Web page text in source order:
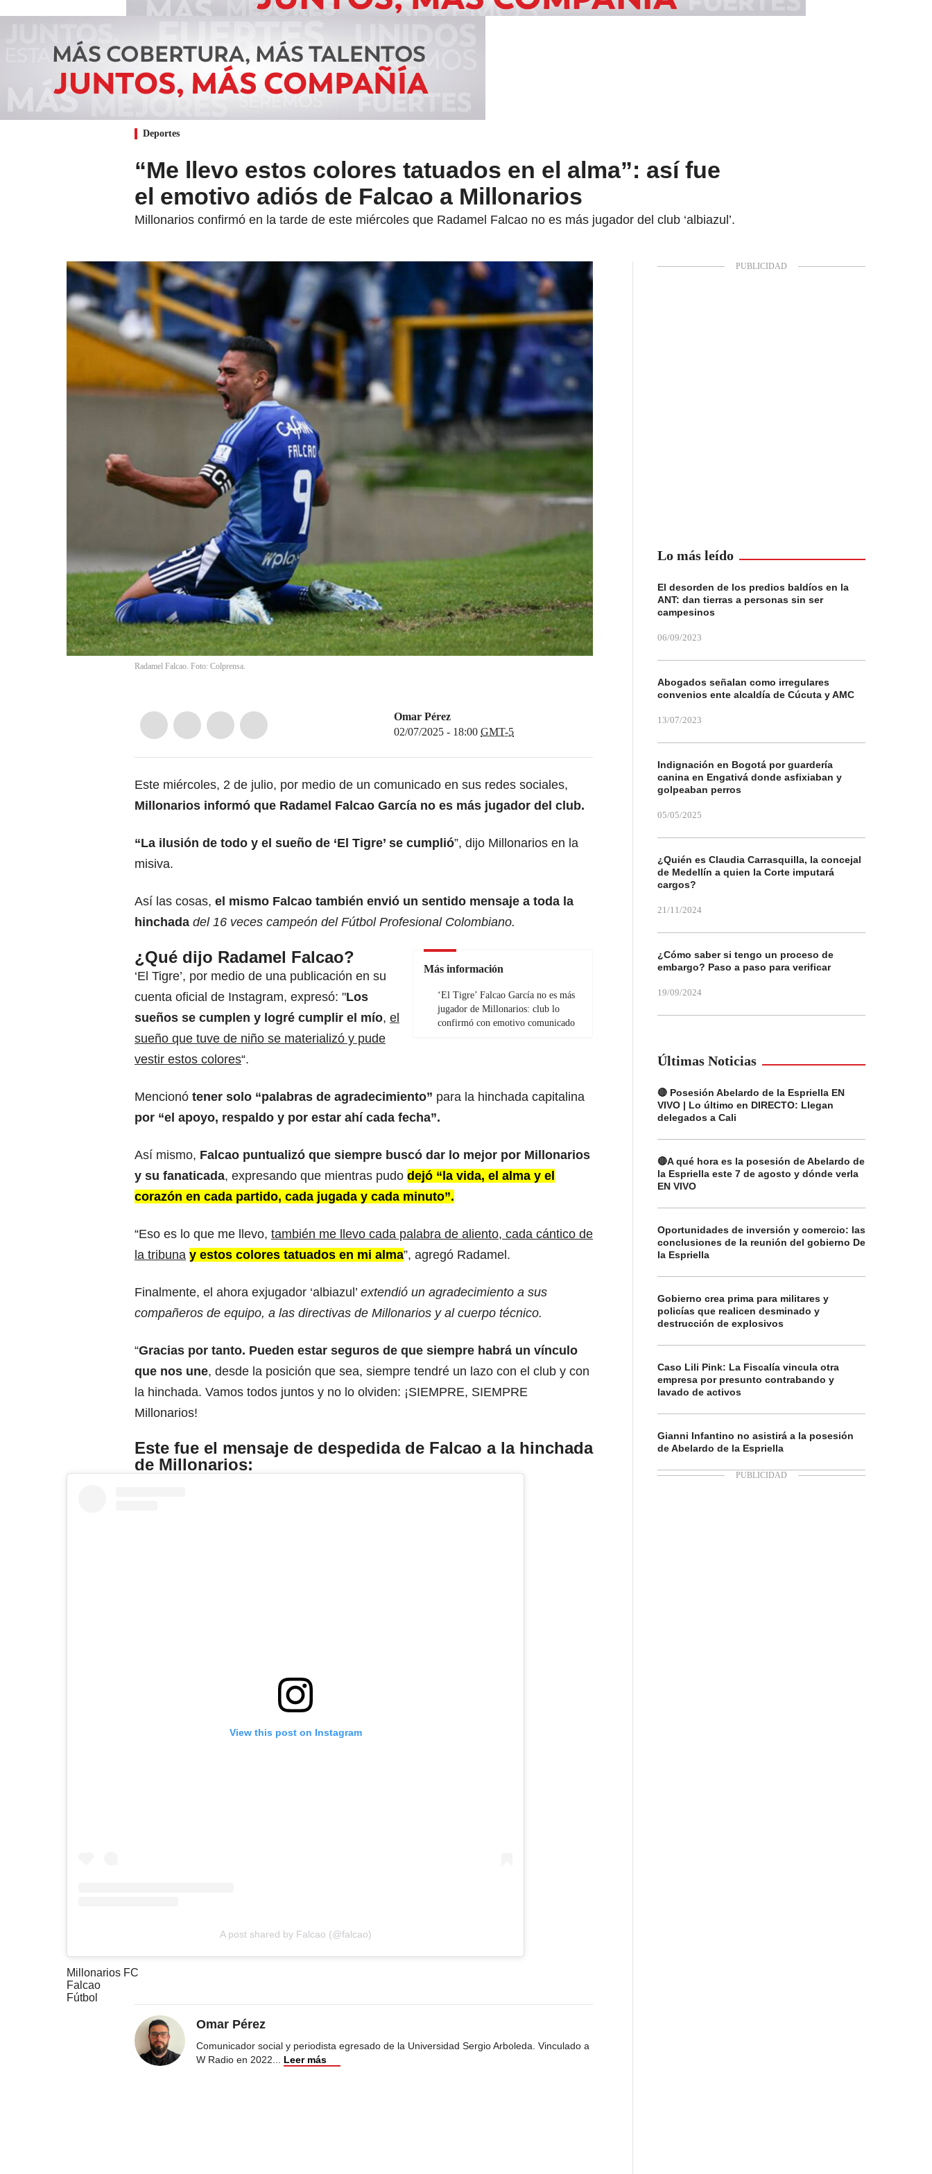
Deportes
“Me llevo estos colores tatuados en el alma”: así fue
el emotivo adiós de Falcao a Millonarios
Millonarios confirmó en la tarde de este miércoles que Radamel Falcao no es más jugador del club ‘albiazul’.
Radamel Falcao. Foto: Colprensa.
Omar Pérez
02/07/2025 - 18:00 GMT-5
Este miércoles, 2 de julio, por medio de un comunicado en sus redes sociales,
Millonarios informó que Radamel Falcao García no es más jugador del club.
“La ilusión de todo y el sueño de ‘El Tigre’ se cumplió”, dijo Millonarios en la
misiva.
Así las cosas, el mismo Falcao también envió un sentido mensaje a toda la
hinchada del 16 veces campeón del Fútbol Profesional Colombiano.
Más información
‘El Tigre’ Falcao García no es más
jugador de Millonarios: club lo
confirmó con emotivo comunicado
¿Qué dijo Radamel Falcao?
‘El Tigre’, por medio de una publicación en su
cuenta oficial de Instagram, expresó: "Los
sueños se cumplen y logré cumplir el mío, el
sueño que tuve de niño se materializó y pude
vestir estos colores“.
Mencionó tener solo “palabras de agradecimiento” para la hinchada capitalina
por “el apoyo, respaldo y por estar ahí cada fecha”.
Así mismo, Falcao puntualizó que siempre buscó dar lo mejor por Millonarios
y su fanaticada, expresando que mientras pudo dejó “la vida, el alma y el
corazón en cada partido, cada jugada y cada minuto”.
“Eso es lo que me llevo, también me llevo cada palabra de aliento, cada cántico de
la tribuna y estos colores tatuados en mi alma”, agregó Radamel.
Finalmente, el ahora exjugador ‘albiazul’ extendió un agradecimiento a sus
compañeros de equipo, a las directivas de Millonarios y al cuerpo técnico.
“Gracias por tanto. Pueden estar seguros de que siempre habrá un vínculo
que nos une, desde la posición que sea, siempre tendré un lazo con el club y con
la hinchada. Vamos todos juntos y no lo olviden: ¡SIEMPRE, SIEMPRE
Millonarios!
Este fue el mensaje de despedida de Falcao a la hinchada
de Millonarios:
View this post on Instagram
A post shared by Falcao (@falcao)
Millonarios FC
Falcao
Fútbol
Omar Pérez
Comunicador social y periodista egresado de la Universidad Sergio Arboleda. Vinculado a
W Radio en 2022
Leer más
Lo más leído
El desorden de los predios baldíos en la
ANT: dan tierras a personas sin ser
campesinos
06/09/2023
Abogados señalan como irregulares
convenios ente alcaldía de Cúcuta y AMC
13/07/2023
Indignación en Bogotá por guardería
canina en Engativá donde asfixiaban y
golpeaban perros
05/05/2025
¿Quién es Claudia Carrasquilla, la concejal
de Medellín a quien la Corte imputará
cargos?
21/11/2024
¿Cómo saber si tengo un proceso de
embargo? Paso a paso para verificar
19/09/2024
Últimas Noticias
🔴 Posesión Abelardo de la Espriella EN
VIVO | Lo último en DIRECTO: Llegan
delegados a Cali
🔴A qué hora es la posesión de Abelardo de
la Espriella este 7 de agosto y dónde verla
EN VIVO
Oportunidades de inversión y comercio: las
conclusiones de la reunión del gobierno De
la Espriella
Gobierno crea prima para militares y
policías que realicen desminado y
destrucción de explosivos
Caso Lili Pink: La Fiscalía vincula otra
empresa por presunto contrabando y
lavado de activos
Gianni Infantino no asistirá a la posesión
de Abelardo de la Espriella